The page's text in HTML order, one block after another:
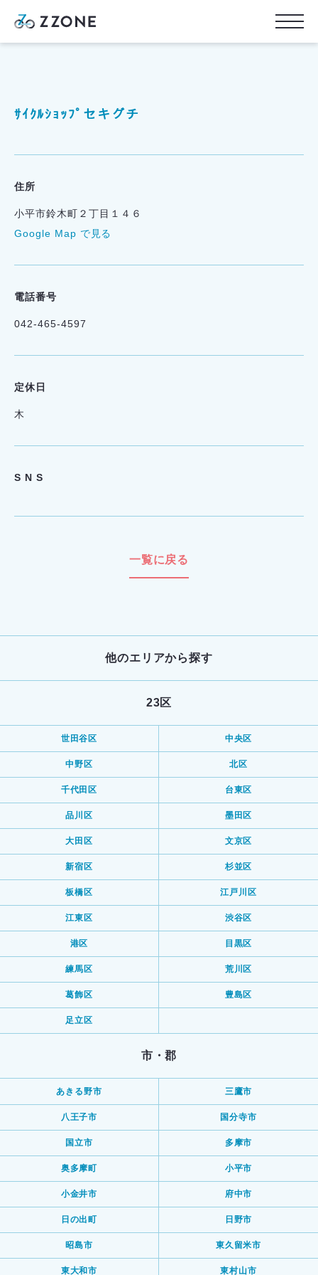
ｻｲｸﾙｼｮｯﾌﾟセキグチ
住所
小平市鈴木町２丁目１４６
Google Map で見る
電話番号
042-465-4597
定休日
木
S N S
一覧に戻る
他のエリアから探す
23区
世田谷区 中央区
中野区 北区
千代田区 台東区
品川区 墨田区
大田区 文京区
新宿区 杉並区
板橋区 江戸川区
江東区 渋谷区
港区 目黒区
練馬区 荒川区
葛飾区 豊島区
足立区
市・郡
あきる野市 三鷹市
八王子市 国分寺市
国立市 多摩市
奥多摩町 小平市
小金井市 府中市
日の出町 日野市
昭島市 東久留米市
東大和市 東村山市